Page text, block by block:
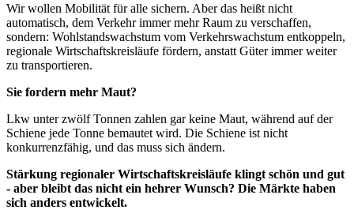
Wir wollen Mobilität für alle sichern. Aber das heißt nicht
automatisch, dem Verkehr immer mehr Raum zu verschaffen,
sondern: Wohlstandswachstum vom Verkehrswachstum entkoppeln,
regionale Wirtschaftskreisläufe fördern, anstatt Güter immer weiter
zu transportieren.
Sie fordern mehr Maut?
Lkw unter zwölf Tonnen zahlen gar keine Maut, während auf der
Schiene jede Tonne bemautet wird. Die Schiene ist nicht
konkurrenzfähig, und das muss sich ändern.
Stärkung regionaler Wirtschaftskreisläufe klingt schön und gut
- aber bleibt das nicht ein hehrer Wunsch? Die Märkte haben
sich anders entwickelt.